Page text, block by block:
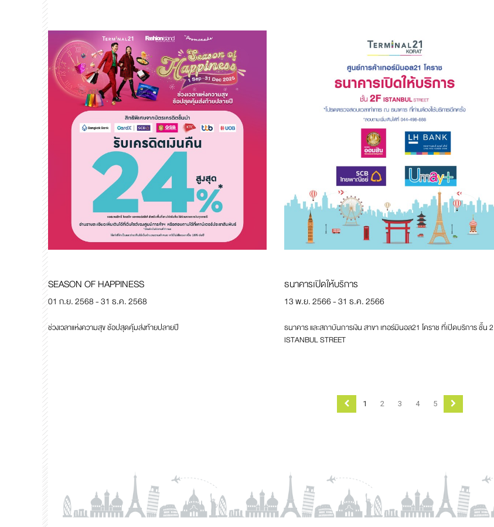
SEASON OF HAPPINESS
01 ก.ย. 2568 - 31 ธ.ค. 2568
ช่วงเวลาแห่งความสุข ช้อปสุดคุ้มส่งท้ายปลายปี
ธนาคารเปิดให้บริการ
13 พ.ย. 2566 - 31 ธ.ค. 2566
ธนาคาร และสถาบันการเงิน สาขา เทอร์มินอล21 โคราช ที่เปิดบริการ ชั้น 2
ISTANBUL STREET
Previous
1 2 3 4 5 Next